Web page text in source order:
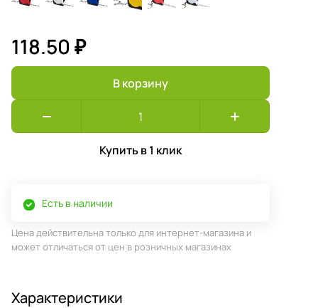
118.50 ₽
В корзину
Купить в 1 клик
Есть в наличии
Цена действительна только для интернет-магазина и
может отличаться от цен в розничных магазинах
Характеристики